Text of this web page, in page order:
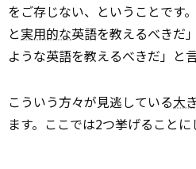
をご存じない、ということです
と実用的な英語を教えるべきだ
ような英語を教えるべきだ」と
こういう方々が見逃している大
ます。ここでは2つ挙げることに